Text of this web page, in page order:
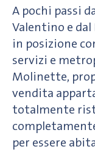
A pochi passi
Valentino e dal
in posizione
servizi e
Molinette,
vendita
totalmente
per essere